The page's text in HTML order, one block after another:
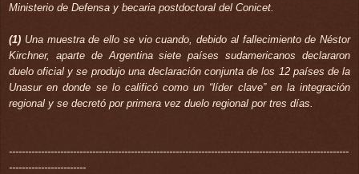
Ministerio de Defensa y becaria postdoctoral del Conicet.
(1) Una muestra de ello se vio cuando, debido al fallecimiento de Néstor
Kirchner, aparte de Argentina siete países sudamericanos declararon
duelo oficial y se produjo una declaración conjunta de los 12 países de la
Unasur en donde se lo calificó como un “líder clave” en la integración
regional y se decretó por primera vez duelo regional por tres días.
----------------------------------------------------------------------------------------------------------
------------------------